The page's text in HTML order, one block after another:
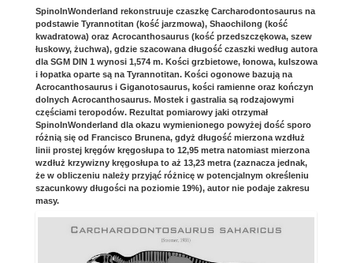
SpinoInWonderland rekonstruuje czaszkę Carcharodontosaurus na
podstawie Tyrannotitan (kość jarzmowa), Shaochilong (kość
kwadratowa) oraz Acrocanthosaurus (kość przedszczękowa, szew
łuskowy, żuchwa), gdzie szacowana długość czaszki według autora
dla SGM DIN 1 wynosi 1,574 m. Kości grzbietowe, łonowa, kulszowa
i łopatka oparte są na Tyrannotitan. Kości ogonowe bazują na
Acrocanthosaurus i Giganotosaurus, kości ramienne oraz kończyn
dolnych Acrocanthosaurus. Mostek i gastralia są rodzajowymi
częściami teropodów. Rezultat pomiarowy jaki otrzymał
SpinoInWonderland dla okazu wymienionego powyżej dość sporo
różnią się od Francisco Brunena, gdyż długość mierzona wzdłuż
linii prostej kręgów kręgosłupa to 12,95 metra natomiast mierzona
wzdłuż krzywizny kręgosłupa to aż 13,23 metra (zaznacza jednak,
że w obliczeniu należy przyjąć różnicę w potencjalnym określeniu
szacunkowy długości na poziomie 19%), autor nie podaje zakresu
masy.